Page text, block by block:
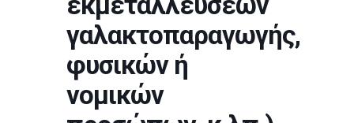
γαλακτοπαραγωγής,
φυσικών ή
νομικών